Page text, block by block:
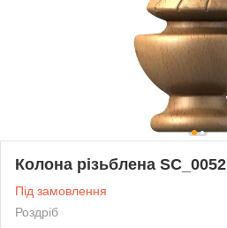
Колона різьблена SC_0052
Під замовлення
Роздріб